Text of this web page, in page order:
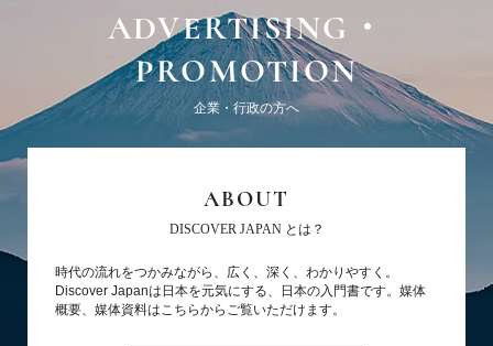
ADVERTISING・
PROMOTION
企業・行政の方へ
ABOUT
DISCOVER JAPAN とは？
時代の流れをつかみながら、広く、深く、わかりやすく。
Discover Japanは日本を元気にする、日本の入門書です。媒体
概要、媒体資料はこちらからご覧いただけます。